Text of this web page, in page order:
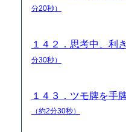
分20秒）
１４２．思考中、利
分30秒）
１４３．ツモ牌を手
（約2分30秒）